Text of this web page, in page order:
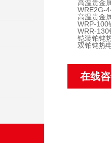
高温贵金
WRE2G-
高温贵金
WRP-100
WRR-130
铠装铂铑
双铂铑热
在线